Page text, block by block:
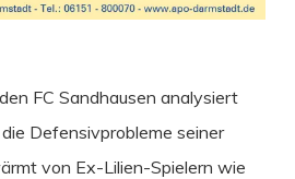
FC Sandhausen analysiert
Defensivprobleme seiner
von Ex-Lilien-Spielern wie